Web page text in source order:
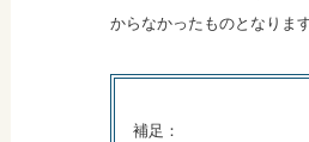
からなかったものとなりま
補足：